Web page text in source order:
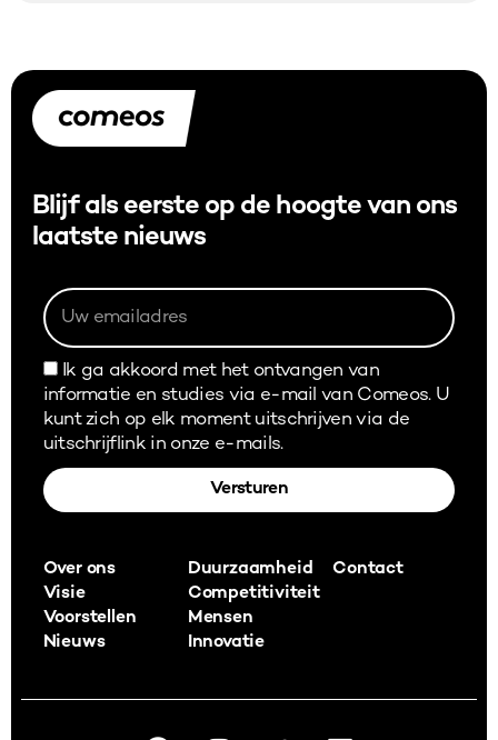
Blijf als eerste op de hoogte van ons
laatste nieuws
Ik ga akkoord met het ontvangen van
informatie en studies via e-mail van Comeos. U
kunt zich op elk moment uitschrijven via de
uitschrijflink in onze e-mails.
Versturen
Over ons
Visie
Voorstellen
Nieuws
Duurzaamheid
Competitiviteit
Mensen
Innovatie
Contact